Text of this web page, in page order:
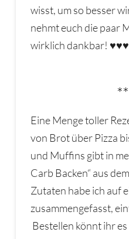
wisst, um so besser
nehmt euch die paar
wirklich dankbar! ♥♥♥
Eine Menge toller
von Brot über Pizza
und Muffins gibt in
Carb Backen“ aus
Zutaten habe ich auf
zusammengefasst,
Bestellen könnt ihr